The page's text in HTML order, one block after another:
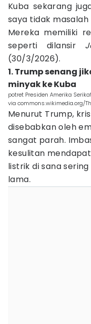
Kuba sekarang
saya tidak
Mereka memiliki
seperti dilansir
(30/3/2026).
1. Trump senang
minyak ke Kuba
potret Presiden Amerika
via commons.wikimedia.org/
Menurut Trump,
disebabkan oleh
sangat parah.
kesulitan
listrik di sana
lama.